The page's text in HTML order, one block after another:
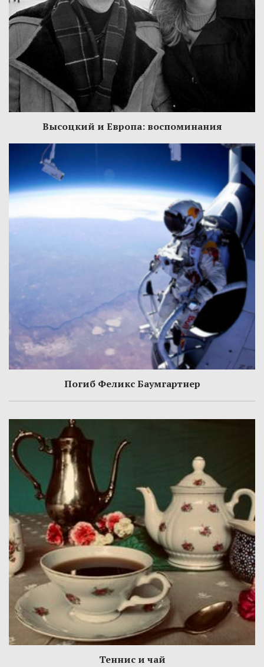
Высоцкий и Европа: воспоминания
Погиб Феликс Баумгартнер
Теннис и чай